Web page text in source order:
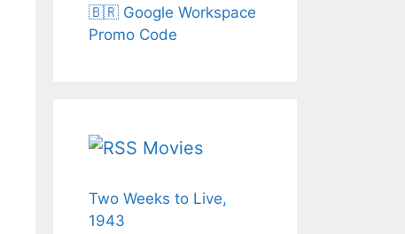
🇧🇷 Google Workspace
Promo Code
Movies
Two Weeks to Live,
1943